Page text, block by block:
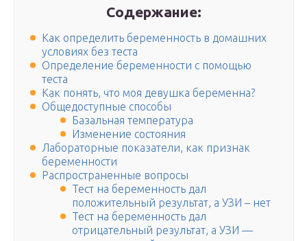
Содержание:
Как определить беременность в домашних
условиях без теста
Определение беременности с помощью
теста
Как понять, что моя девушка беременна?
Общедоступные способы
Базальная температура
Изменение состояния
Лабораторные показатели, как признак
беременности
Распространенные вопросы
Тест на беременность дал
положительный результат, а УЗИ – нет
Тест на беременность дал
отрицательный результат, а УЗИ —